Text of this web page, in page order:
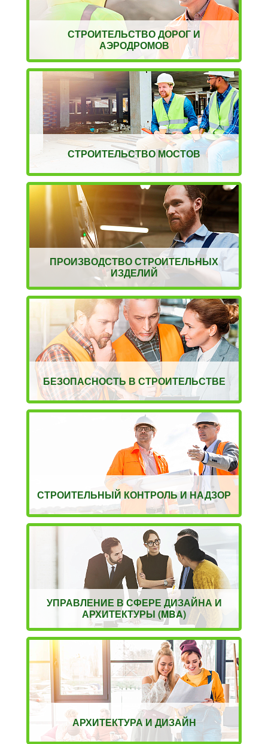
СТРОИТЕЛЬСТВО ДОРОГ И
АЭРОДРОМОВ
СТРОИТЕЛЬСТВО МОСТОВ
ПРОИЗВОДСТВО СТРОИТЕЛЬНЫХ
ИЗДЕЛИЙ
БЕЗОПАСНОСТЬ В СТРОИТЕЛЬСТВЕ
СТРОИТЕЛЬНЫЙ КОНТРОЛЬ И НАДЗОР
УПРАВЛЕНИЕ В СФЕРЕ ДИЗАЙНА И
АРХИТЕКТУРЫ (MBA)
АРХИТЕКТУРА И ДИЗАЙН